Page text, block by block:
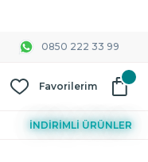
0850 222 33 99
Favorilerim
İNDİRİMLİ ÜRÜNLER